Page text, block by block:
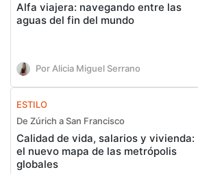
Alfa viajera: navegando entre las
aguas del fin del mundo
Por Alicia Miguel Serrano
ESTILO
De Zúrich a San Francisco
Calidad de vida, salarios y vivienda:
el nuevo mapa de las metrópolis
globales